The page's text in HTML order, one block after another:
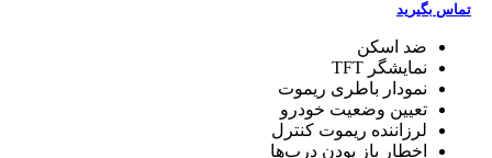
تماس بگیرید
ضد اسکن
نمایشگر TFT
نمودار باطری ریموت
تعیین وضعیت خودرو
لرزاننده ریموت کنترل
اخطار باز بودن درب‌ها